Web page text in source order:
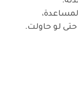
لو حاولت.